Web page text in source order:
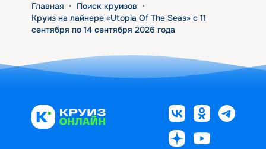
Главная • Поиск круизов •
Круиз на лайнере «Utopia Of The Seas» с 11
сентября по 14 сентября 2026 года